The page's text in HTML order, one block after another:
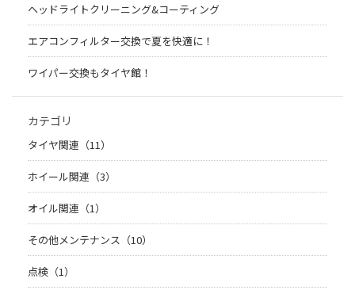
ヘッドライトクリーニング&コーティング
エアコンフィルター交換で夏を快適に！
ワイパー交換もタイヤ館！
カテゴリ
タイヤ関連（11）
ホイール関連（3）
オイル関連（1）
その他メンテナンス（10）
点検（1）